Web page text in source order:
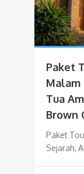
Paket
Malam
Tua
Brown
Paket
Sejarah,